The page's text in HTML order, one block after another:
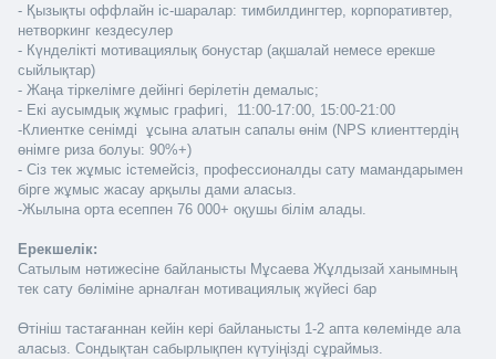
- Қызықты оффлайн іс-шаралар: тимбилдингтер, корпоративтер,
нетворкинг кездесулер
- Күнделікті мотивациялық бонустар (ақшалай немесе ерекше
сыйлықтар)
- Жаңа тіркелімге дейінгі берілетін демалыс;
- Екі аусымдық жұмыс графигі,  11:00-17:00, 15:00-21:00
-Клиентке сенімді  ұсына алатын сапалы өнім (NPS клиенттердің
өнімге риза болуы: 90%+)
- Сіз тек жұмыс істемейсіз, профессионалды сату мамандарымен
бірге жұмыс жасау арқылы дами аласыз.
-Жылына орта есеппен 76 000+ оқушы білім алады.
Ерекшелік:
Сатылым нәтижесіне байланысты Мұсаева Жұлдызай ханымның
тек сату бөліміне арналған мотивациялық жүйесі бар
Өтініш тастағаннан кейін кері байланысты 1-2 апта көлемінде ала
аласыз. Сондықтан сабырлықпен күтуіңізді сұраймыз.